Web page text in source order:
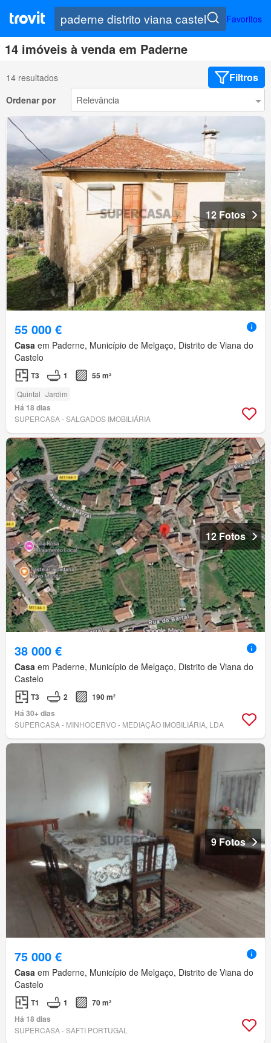
Favoritos
14 imóveis à venda em Paderne
14 resultados Filtros
Ordenar por
12 Fotos
55 000 €
Casa em Paderne, Município de Melgaço, Distrito de Viana do
Castelo
T3 1 55 m²
Quintal Jardim
Há 18 dias
SUPERCASA - SALGADOS IMOBILIÁRIA
12 Fotos
38 000 €
Casa em Paderne, Município de Melgaço, Distrito de Viana do
Castelo
T3 2
190 m²
Há 30+ dias
SUPERCASA - MINHOCERVO - MEDIAÇÃO IMOBILIÁRIA, LDA
9 Fotos
75 000 €
Casa em Paderne, Município de Melgaço, Distrito de Viana do
Castelo
T1 1
70 m²
Há 18 dias
SUPERCASA - SAFTI PORTUGAL